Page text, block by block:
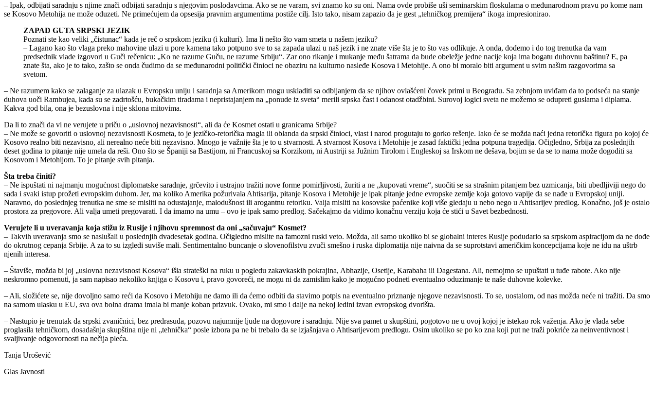
– Ipak, odbijati saradnju s njime znači odbijati saradnju s njegovim poslodavcima. Ako se ne varam, svi znamo ko su oni. Nama ovde probiše uši seminarskim floskulama o međunarodnom pravu po kome nam
se Kosovo Metohija ne može oduzeti. Ne primećujem da opsesija pravnim argumentima postiže cilj. Isto tako, nisam zapazio da je gest „tehničkog premijera“ ikoga impresionirao.
ZAPAD GUTA SRPSKI JEZIK
Poznati ste kao veliki „čistunac“ kada je reč o srpskom jeziku (i kulturi). Ima li nešto što vam smeta u našem jeziku?
– Lagano kao što vlaga preko mahovine ulazi u pore kamena tako potpuno sve to sa zapada ulazi u naš jezik i ne znate više šta je to što vas odlikuje. A onda, dođemo i do tog trenutka da vam
predsednik vlade izgovori u Guči rečenicu: „Ko ne razume Guču, ne razume Srbiju“. Zar ono rikanje i mukanje među šatrama da bude obeležje jedne nacije koja ima bogatu duhovnu baštinu? E, pa
znate šta, ako je to tako, zašto se onda čudimo da se međunarodni politički činioci ne obaziru na kulturno nasleđe Kosova i Metohije. A ono bi moralo biti argument u svim našim razgovorima sa
svetom.
– Ne razumem kako se zalaganje za ulazak u Evropsku uniju i saradnja sa Amerikom mogu uskladiti sa odbijanjem da se njihov ovlašćeni čovek primi u Beogradu. Sa zebnjom uviđam da to podseća na stanje
duhova uoči Rambujea, kada su se zadrtošću, bukačkim tiradama i nepristajanjem na „ponude iz sveta“ merili srpska čast i odanost otadžbini. Surovoj logici sveta ne možemo se odupreti guslama i diplama.
Kakva god bila, ona je bezuslovna i nije sklona mitovima.
Da li to znači da vi ne verujete u priču o „uslovnoj nezavisnosti“, ali da će Kosmet ostati u granicama Srbije?
– Ne može se govoriti o uslovnoj nezavisnosti Kosmeta, to je jezičko-retorička magla ili oblanda da srpski činioci, vlast i narod progutaju to gorko rešenje. Iako će se možda naći jedna retorička figura po kojoj će
Kosovo realno biti nezavisno, ali nerealno neće biti nezavisno. Mnogo je važnije šta je to u stvarnosti. A stvarnost Kosova i Metohije je zasad faktički jedna potpuna tragedija. Očigledno, Srbija za poslednjih
deset godina to pitanje nije umela da reši. Ono što se Španiji sa Bastijom, ni Francuskoj sa Korzikom, ni Austriji sa Južnim Tirolom i Engleskoj sa Irskom ne dešava, bojim se da se to nama može dogoditi sa
Kosovom i Metohijom. To je pitanje svih pitanja.
Šta treba činiti?
– Ne ispuštati ni najmanju mogućnost diplomatske saradnje, grčevito i ustrajno tražiti nove forme pomirljivosti, žuriti a ne „kupovati vreme“, suočiti se sa strašnim pitanjem bez uzmicanja, biti ubedljiviji nego do
sada i svaki istup prožeti evropskim duhom. Jer, ma koliko Amerika požurivala Ahtisarija, pitanje Kosova i Metohije je ipak pitanje jedne evropske zemlje koja gotovo vapije da se nađe u Evropskoj uniji.
Naravno, do poslednjeg trenutka ne sme se misliti na odustajanje, malodušnost ili arogantnu retoriku. Valja misliti na kosovske paćenike koji više gledaju u nebo nego u Ahtisarijev predlog. Konačno, još je ostalo
prostora za pregovore. Ali valja umeti pregovarati. I da imamo na umu – ovo je ipak samo predlog. Sačekajmo da vidimo konačnu verziju koja će stići u Savet bezbednosti.
Verujete li u uveravanja koja stižu iz Rusije i njihovu spremnost da oni „sačuvaju“ Kosmet?
– Takvih uveravanja smo se naslušali u poslednjih dvadesetak godina. Očigledno mislite na famozni ruski veto. Možda, ali samo ukoliko bi se globalni interes Rusije podudario sa srpskom aspiracijom da ne dođe
do okrutnog cepanja Srbije. A za to su izgledi suviše mali. Sentimentalno buncanje o slovenofilstvu zvuči smešno i ruska diplomatija nije naivna da se suprotstavi američkim koncepcijama koje ne idu na uštrb
njenih interesa.
– Štaviše, možda bi joj „uslovna nezavisnost Kosova“ išla strateški na ruku u pogledu zakavkaskih pokrajina, Abhazije, Osetije, Karabaha ili Dagestana. Ali, nemojmo se upuštati u tuđe rabote. Ako nije
neskromno pomenuti, ja sam napisao nekoliko knjiga o Kosovu i, pravo govoreći, ne mogu ni da zamislim kako je mogućno podneti eventualno oduzimanje te naše duhovne kolevke.
– Ali, složićete se, nije dovoljno samo reći da Kosovo i Metohiju ne damo ili da ćemo odbiti da stavimo potpis na eventualno priznanje njegove nezavisnosti. To se, uostalom, od nas možda neće ni tražiti. Da smo
na samom ulasku u EU, sva ova bolna drama imala bi manje koban prizvuk. Ovako, mi smo i dalje na nekoj ledini izvan evropskog dvorišta.
– Nastupio je trenutak da srpski zvaničnici, bez predrasuda, pozovu najumnije ljude na dogovore i saradnju. Nije sva pamet u skupštini, pogotovo ne u ovoj kojoj je istekao rok važenja. Ako je vlada sebe
proglasila tehničkom, dosadašnja skupština nije ni „tehnička“ posle izbora pa ne bi trebalo da se izjašnjava o Ahtisarijevom predlogu. Osim ukoliko se po ko zna koji put ne traži pokriće za neinventivnost i
svaljivanje odgovornosti na nečija pleća.
Tanja Urošević
Glas Javnosti